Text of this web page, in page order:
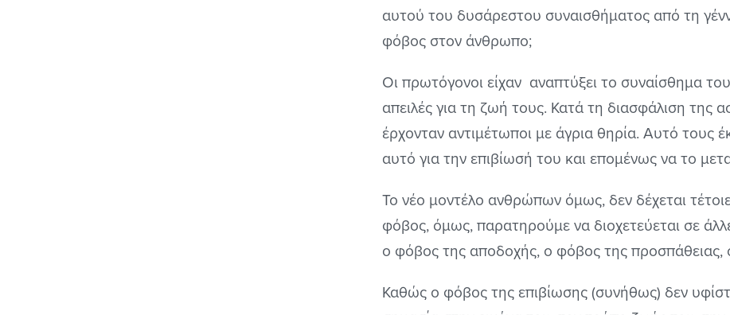
αυτού του δυσάρεστου συναισθήματος από τη
φόβος στον άνθρωπο;
Οι πρωτόγονοι είχαν αναπτύξει το συναίσθημα
απειλές για τη ζωή τους. Κατά τη διασφάλιση της
έρχονταν αντιμέτωποι με άγρια θηρία. Αυτό τους
αυτό για την επιβίωσή του και επομένως να το
Το νέο μοντέλο ανθρώπων όμως, δεν δέχεται
φόβος, όμως, παρατηρούμε να διοχετεύεται σε
ο φόβος της αποδοχής, ο φόβος της προσπάθειας,
Καθώς ο φόβος της επιβίωσης (συνήθως) δεν